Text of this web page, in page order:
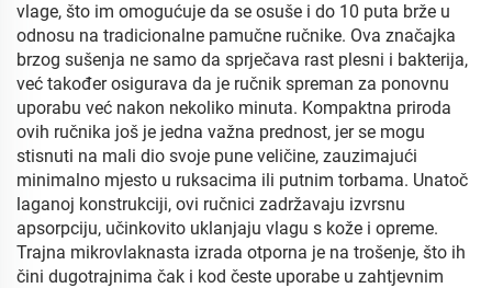
vlage, što im omogućuje da se osuše i do 10 puta brže u
odnosu na tradicionalne pamučne ručnike. Ova značajka
brzog sušenja ne samo da sprječava rast plesni i bakterija,
već također osigurava da je ručnik spreman za ponovnu
uporabu već nakon nekoliko minuta. Kompaktna priroda
ovih ručnika još je jedna važna prednost, jer se mogu
stisnuti na mali dio svoje punе veličine, zauzimajući
minimalno mjesto u ruksacima ili putnim torbama. Unatoč
laganoj konstrukciji, ovi ručnici zadržavaju izvrsnu
apsorpciju, učinkovito uklanjaju vlagu s kože i opreme.
Trajna mikrovlaknasta izrada otporna je na trošenje, što ih
čini dugotrajnima čak i kod česte uporabe u zahtjevnim